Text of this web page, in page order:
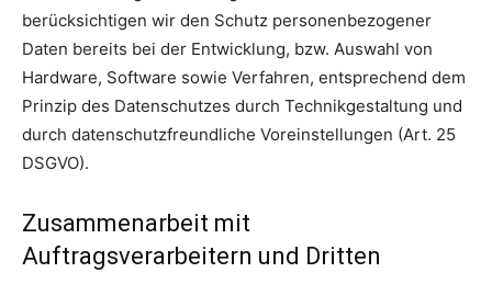
berücksichtigen wir den Schutz personenbezogener
Daten bereits bei der Entwicklung, bzw. Auswahl von
Hardware, Software sowie Verfahren, entsprechend dem
Prinzip des Datenschutzes durch Technikgestaltung und
durch datenschutzfreundliche Voreinstellungen (Art. 25
DSGVO).
Zusammenarbeit mit
Auftragsverarbeitern und Dritten